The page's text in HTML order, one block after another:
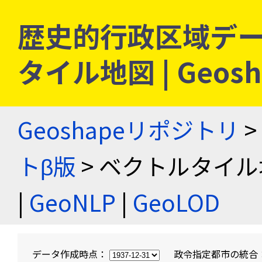
歴史的行政区域デ
タイル地図 |
Geoshapeリポジトリ >
トβ版 > ベクトルタイ
| GeoNLP | GeoLOD
データ作成時点： 政令指定都市の統